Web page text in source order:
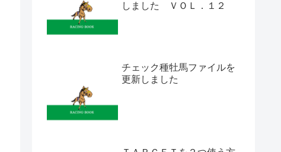
しました ＶＯＬ．１２
チェック種牡馬ファイルを
更新しました